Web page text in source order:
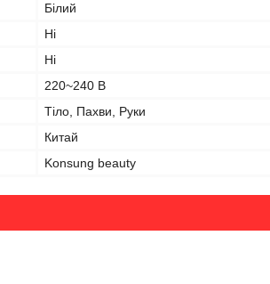
Білий
Ні
Ні
220~240 В
Тіло, Пахви, Руки
Китай
Konsung beauty